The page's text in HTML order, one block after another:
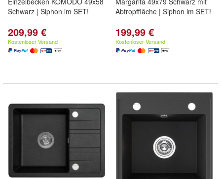
Schwarz | Siphon im SET!
209,99 €
Kostenloser Versand
Abtropffläche | Siphon im SET!
199,99 €
Kostenloser Versand